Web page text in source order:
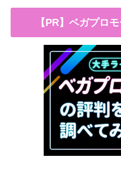
【PR】ベガプロ